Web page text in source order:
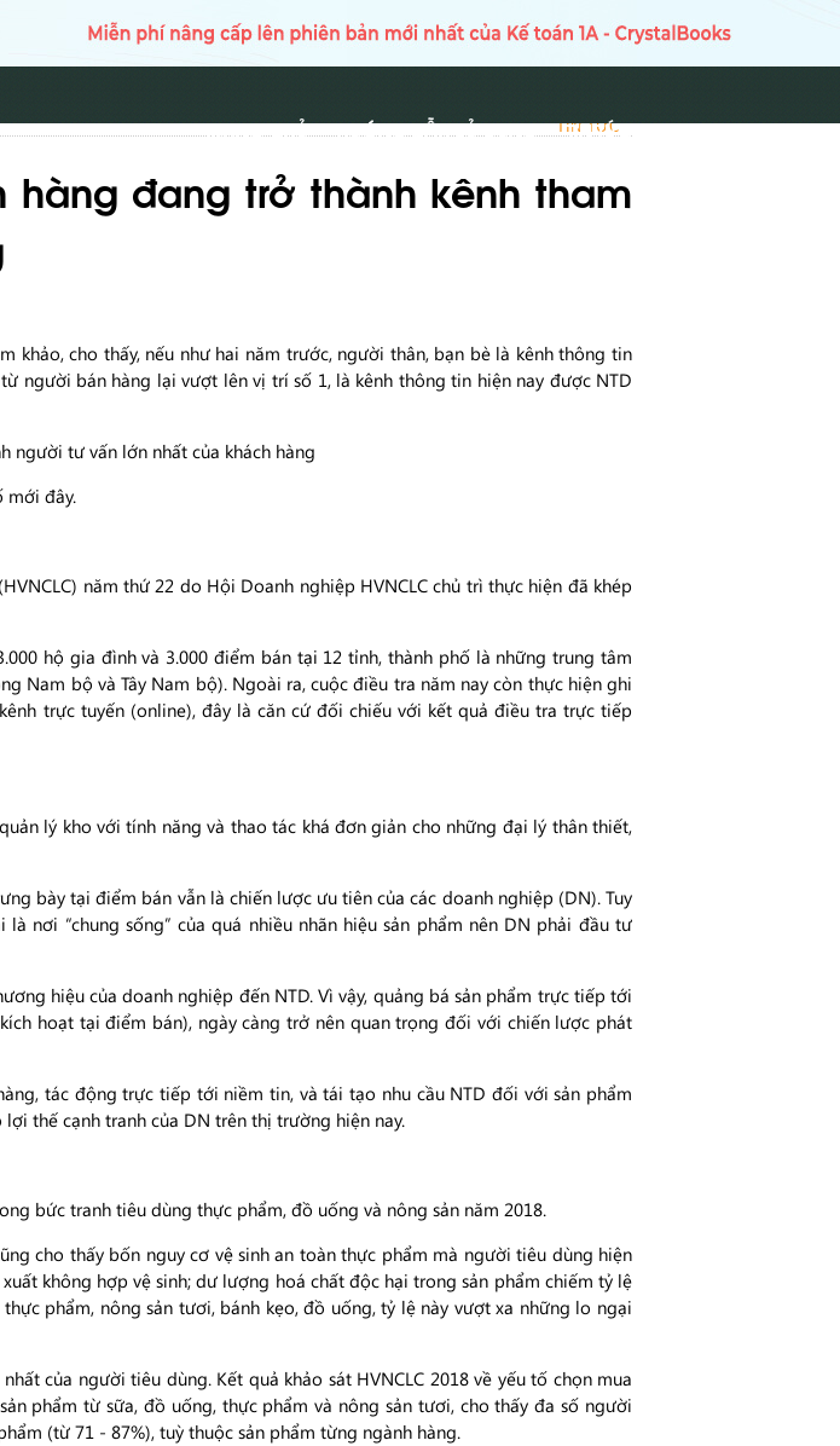
TRANG CHỦ HƯỚNG DẪN SỬ DỤNG TIN TỨC
TIN TỨC
đang trở thành kênh tham
cho thấy, nếu như hai năm trước, người thân, bạn bè là kênh thông tin
người bán hàng lại vượt lên vị trí số 1, là kênh thông tin hiện nay được NTD
mới đây.
năm thứ 22 do Hội Doanh nghiệp HVNCLC chủ trì thực hiện đã khép
hộ gia đình và 3.000 điểm bán tại 12 tỉnh, thành phố là những trung tâm
Nam bộ và Tây Nam bộ). Ngoài ra, cuộc điều tra năm nay còn thực hiện ghi
trực tuyến (online), đây là căn cứ đối chiếu với kết quả điều tra trực tiếp
lý kho với tính năng và thao tác khá đơn giản cho những đại lý thân thiết,
bày tại điểm bán vẫn là chiến lược ưu tiên của các doanh nghiệp (DN). Tuy
nơi “chung sống” của quá nhiều nhãn hiệu sản phẩm nên DN phải đầu tư
hiệu của doanh nghiệp đến NTD. Vì vậy, quảng bá sản phẩm trực tiếp tới
hoạt tại điểm bán), ngày càng trở nên quan trọng đối với chiến lược phát
tác động trực tiếp tới niềm tin, và tái tạo nhu cầu NTD đối với sản phẩm
thế cạnh tranh của DN trên thị trường hiện nay.
bức tranh tiêu dùng thực phẩm, đồ uống và nông sản năm 2018.
cho thấy bốn nguy cơ vệ sinh an toàn thực phẩm mà người tiêu dùng hiện
không hợp vệ sinh; dư lượng hoá chất độc hại trong sản phẩm chiếm tỷ lệ
phẩm, nông sản tươi, bánh kẹo, đồ uống, tỷ lệ này vượt xa những lo ngại
của người tiêu dùng. Kết quả khảo sát HVNCLC 2018 về yếu tố chọn mua
phẩm từ sữa, đồ uống, thực phẩm và nông sản tươi, cho thấy đa số người
(từ 71 - 87%), tuỳ thuộc sản phẩm từng ngành hàng.